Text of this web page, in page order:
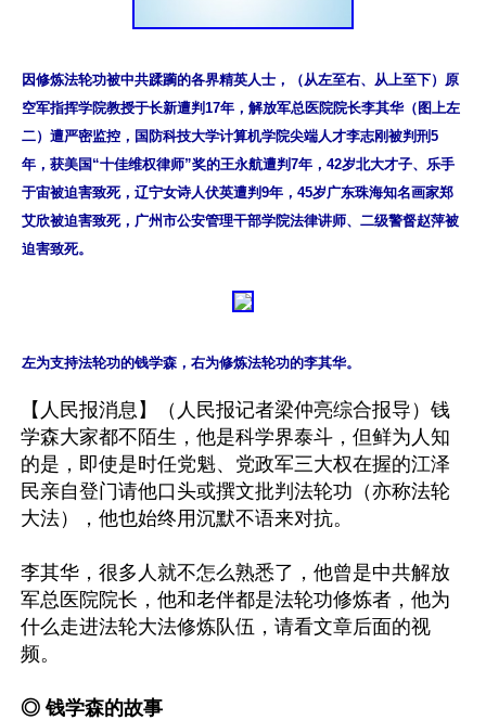
因修炼法轮功被中共蹂躏的各界精英人士，（从左至右、从上至下）原
空军指挥学院教授于长新遭判17年，解放军总医院院长李其华（图上左
二）遭严密监控，国防科技大学计算机学院尖端人才李志刚被判刑5
年，获美国“十佳维权律师”奖的王永航遭判7年，42岁北大才子、乐手
于宙被迫害致死，辽宁女诗人伏英遭判9年，45岁广东珠海知名画家郑
艾欣被迫害致死，广州市公安管理干部学院法律讲师、二级警督赵萍被
迫害致死。
左为支持法轮功的钱学森，右为修炼法轮功的李其华。
【人民报消息】（人民报记者梁仲亮综合报导）钱
学森大家都不陌生，他是科学界泰斗，但鲜为人知
的是，即使是时任党魁、党政军三大权在握的江泽
民亲自登门请他口头或撰文批判法轮功（亦称法轮
大法），他也始终用沉默不语来对抗。
李其华，很多人就不怎么熟悉了，他曾是中共解放
军总医院院长，他和老伴都是法轮功修炼者，他为
什么走进法轮大法修炼队伍，请看文章后面的视
频。
◎ 钱学森的故事